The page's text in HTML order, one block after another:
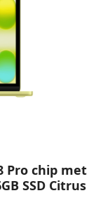
Pro chip met
SSD Citrus